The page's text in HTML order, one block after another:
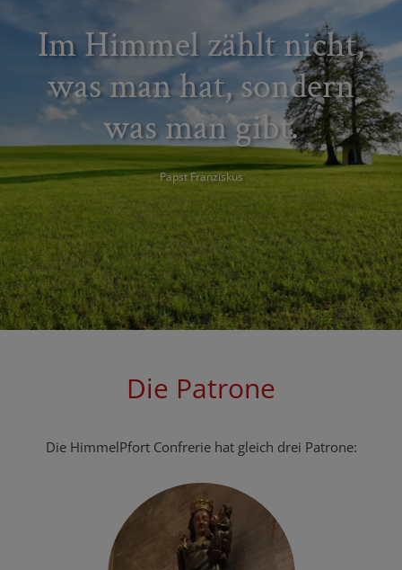
Im Himmel zählt nicht,
was man hat, sondern
was man gibt.
Papst Franziskus
Die Patrone
Die HimmelPfort Confrerie hat gleich drei Patrone: